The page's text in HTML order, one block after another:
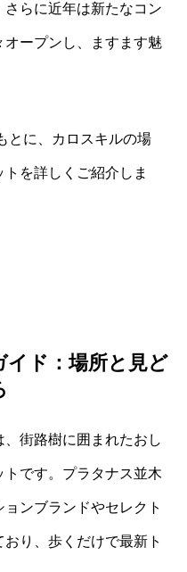
さらに近年は新たなコン
ープンし、ますます魅
とに、カロスキルの場
を詳しくご紹介しま
イド：場所と見ど
街路樹に囲まれたおし
です。プラタナス並木
ンブランドやセレクト
り、歩くだけで最新ト